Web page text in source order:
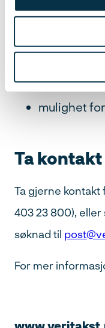
nødvendig
takstmann
for den
mulighet
Ta kontakt
Ta gjerne
403 23 800), eller
søknad til
For mer